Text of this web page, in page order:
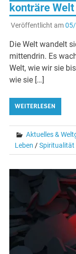
konträre
Veröffentlicht am
Die Welt wandelt
mittendrin. Es
Welt, wie wir sie
wie sie […]
WEITERLESEN
Aktuelles &
Leben /Spiritualität